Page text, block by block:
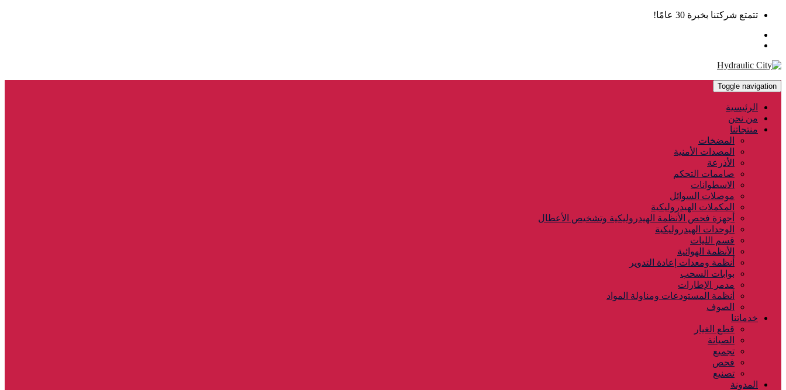
تتمتع شركتنا بخبرة 30 عامًا!
Toggle navigation
الرئيسية
من نحن
منتجاتنا
المضخات
المصدات الأمنية
الأذرعة
صاممات التحكم
الاسطوانات
موصلات السوائل
المكملات الهيدروليكية
أجهزة فحص الأنظمة الهيدروليكية وتشخيص الأعطال
الوحدات الهيدروليكية
قسم الليات
الأنظمة الهوائية
أنظمة ومعدات إعادة التدوير
بوابات السحب
مدمر الإطارات
أنظمة المستودعات ومناولة المواد
الصوف
خدماتنا
قطع الغيار
الصيانة
تجميع
فحص
تصنيع
المدونة